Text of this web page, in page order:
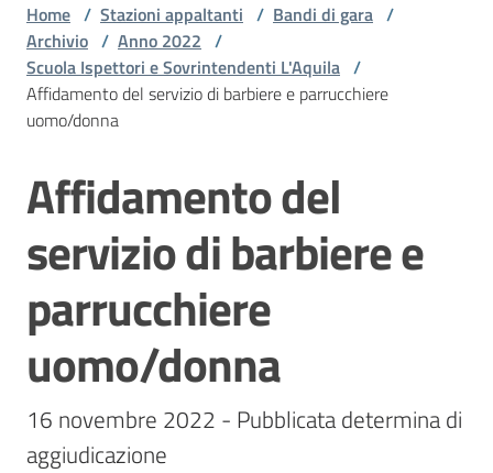
Accesso
civico
appaltanti
Contatti
Home / Stazioni appaltanti / Bandi di gara /
Archivio / Anno 2022 /
Scuola Ispettori e Sovrintendenti L'Aquila /
Affidamento del servizio di barbiere e parrucchiere
uomo/donna
Salta al contenuto
Affidamento del
servizio di barbiere e
parrucchiere
uomo/donna
16 novembre 2022 - Pubblicata determina di
aggiudicazione